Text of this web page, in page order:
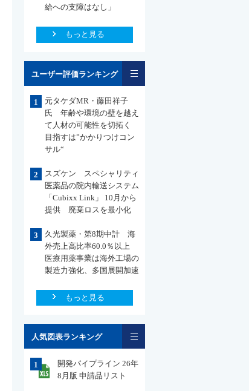
給への支障はなし」
もっと見る
ユーザー評価ランキング
1
元タケダMR・藤田祥子
氏 年齢や環境の壁を越え
て人材の可能性を切拓く
目指すは”かかりつけコン
サル“
2
スズケン スペシャリティ
医薬品の院内輸送システム
「Cubixx Link」 10月から
提供 廃棄ロスを最小化
3
久光製薬・第8期中計 海
外売上高比率60.0％以上
医療用薬事業は海外工場の
製造力強化、多国展開加速
もっと見る
人気図表ランキング
1
開発パイプライン 26年
8月版 申請品リスト